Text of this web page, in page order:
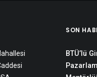
SON
BTÜ’lü